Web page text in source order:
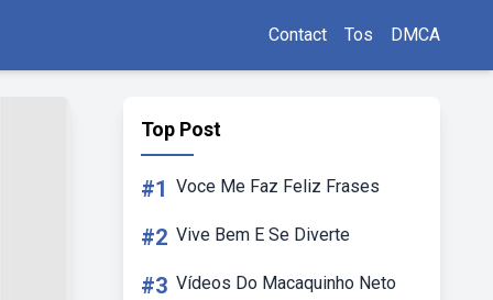
Contact Tos DMCA
Top Post
#1 Voce Me Faz Feliz Frases
#2 Vive Bem E Se Diverte
#3 Vídeos Do Macaquinho Neto